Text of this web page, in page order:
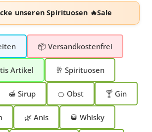
unserenSpirituosen 🔥Sale
📦 Versandkostenfrei
Artikel 🥂 Spirituosen
🍯 Sirup 🍊 Obst 🍸 Gin
🌿 Anis 🥃 Whisky